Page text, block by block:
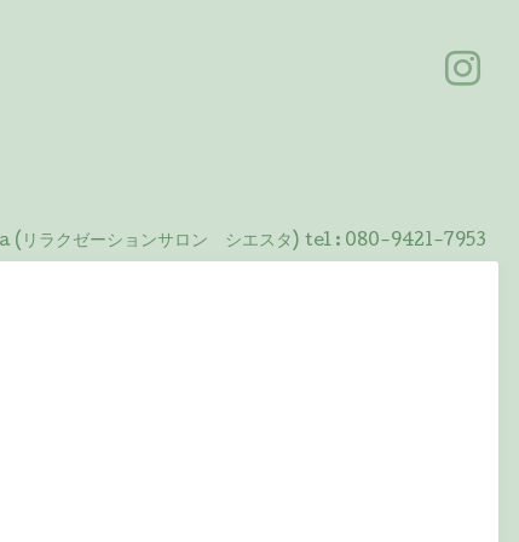
ラクゼーションサロン シエスタ) tel : 080-9421-7953